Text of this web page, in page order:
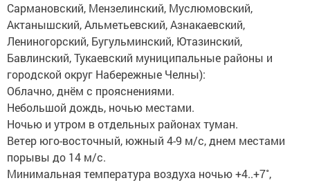
Сармановский, Мензелинский, Муслюмовский,
Актанышский, Альметьевский, Азнакаевский,
Лениногорский, Бугульминский, Ютазинский,
Бавлинский, Тукаевский муниципальные районы и
городской округ Набережные Челны):
Облачно, днём с прояснениями.
Небольшой дождь, ночью местами.
Ночью и утром в отдельных районах туман.
Ветер юго-восточный, южный 4-9 м/с, днем местами
порывы до 14 м/с.
Минимальная температура воздуха ночью +4..+7˚,